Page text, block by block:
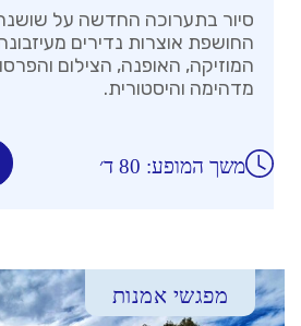
סיור בתערוכה החדשה על
החושפת אוצרות נדירים
המוזיקה, האופנה, הצילום
מדהימה והיסטורית.
משך המופע: 80 ד׳
מפגשי אמנות